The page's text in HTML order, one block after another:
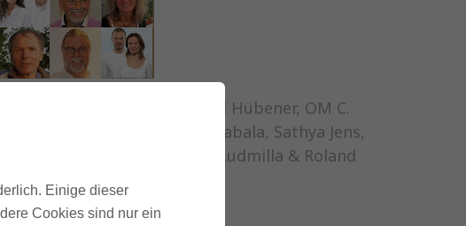
Tubali, Mari Nil, Michael Hübener, OM C.
Padma & Torsten, Yod, Nabala, Sathya Jens,
Ernst-Peter Flint, Aktu, Ludmilla & Roland
Ablass
Einige dieser
Cookies sind nur ein